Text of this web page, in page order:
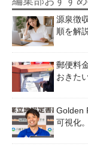
源泉徴
順を解説
郵便料
おきた
Golden
可視化